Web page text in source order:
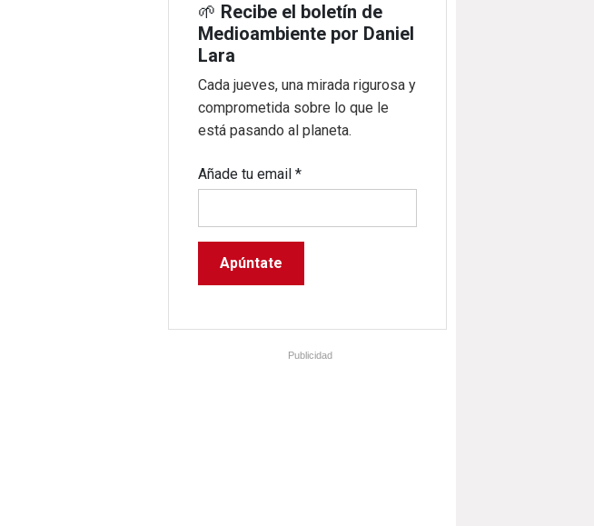
🌱 Recibe el boletín de
Medioambiente por Daniel
Lara
Cada jueves, una mirada rigurosa y
comprometida sobre lo que le
está pasando al planeta.
Añade tu email*
Publicidad